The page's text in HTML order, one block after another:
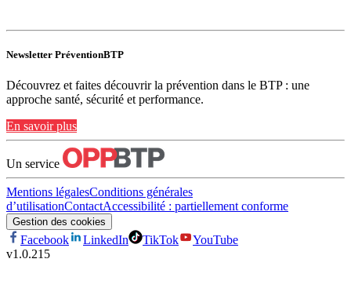
Newsletter PréventionBTP
Découvrez et faites découvrir la prévention dans le BTP : une
approche santé, sécurité et performance.
En savoir plus
Un service
Mentions légalesConditions générales
d’utilisationContactAccessibilité : partiellement conforme
Gestion des cookies
Facebook LinkedIn TikTok
YouTube
v1.0.215